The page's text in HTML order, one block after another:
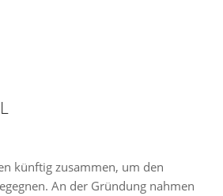
künftig zusammen, um den
An der Gründung nahmen